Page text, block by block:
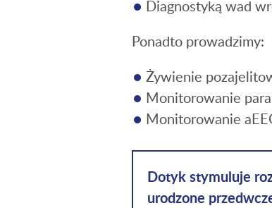
Diagnostyką wad
Ponadto prowadzimy:
Żywienie
Monitorowanie
Monitorowanie
Dotyk stymuluje
urodzone